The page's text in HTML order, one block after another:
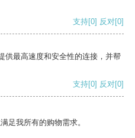
支持[0] 反对[0]
供最高速度和安全性的连接，并帮
支持[0] 反对[0]
足我所有的购物需求。